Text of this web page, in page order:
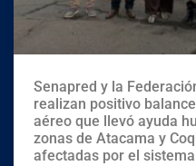
Senapred y la
realizan positivo
aéreo que llevó ayuda
zonas de Atacama y
afectadas por el